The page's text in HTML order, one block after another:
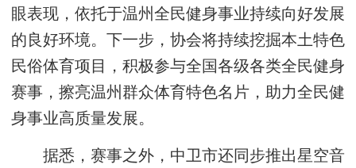
眼表现，依托于温州全民健身事业持续向好发展
的良好环境。下一步，协会将持续挖掘本土特色
民俗体育项目，积极参与全国各级各类全民健身
赛事，擦亮温州群众体育特色名片，助力全民健
身事业高质量发展。
据悉，赛事之外，中卫市还同步推出星空音